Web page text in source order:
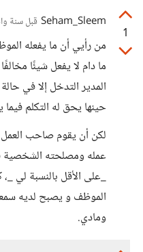
1
Seham_Sleem قبل سنة
من رأيي أن ما يفعله
ما دام لا يفعل شيئًا
المدير التدخل إلا في
حينها يحق له التكلم
لكن أن يقوم صاحب
عمله ومصلحته الشخصية
_على الأقل بالنسبة لي
الموظف و يصبح لديه
ومادي.